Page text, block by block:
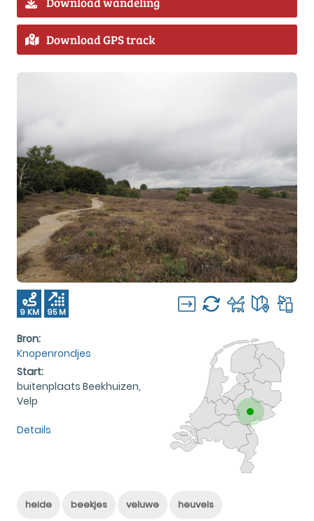
Download GPS track
9 KM 95 M
Bron:
Knopenrondjes
Start:
buitenplaats Beekhuizen,
Velp
Details
heide beekjes veluwe heuvels